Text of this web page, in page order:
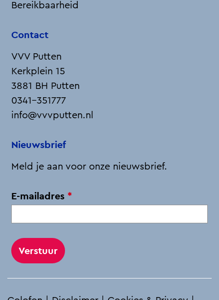
Bereikbaarheid
Contact
VVV Putten
Kerkplein 15
3881 BH Putten
0341-351777
info@vvvputten.nl
Nieuwsbrief
Meld je aan voor onze nieuwsbrief.
E-mailadres *v
r